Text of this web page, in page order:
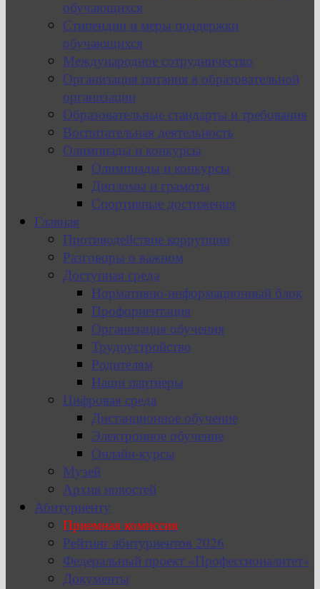
обучающихся
Стипендии и меры поддержки
обучающихся
Международное сотрудничество
Организация питания в образовательной
организации
Образовательные стандарты и требования
Воспитательная деятельность
Олимпиады и конкурсы
Олимпиады и конкурсы
Дипломы и грамоты
Спортивные достижения
Главная
Противодействие коррупции
Разговоры о важном
Доступная среда
Нормативно-информационный блок
Профориентация
Организация обучения
Трудоустройство
Родителям
Наши партнеры
Цифровая среда
Дистанционное обучение
Электронное обучение
Онлайн-курсы
Музей
Архив новостей
Абитуриенту
Приемная комиссия
Рейтинг абитуриентов 2026
Федеральный проект «Профессионалитет»
Документы